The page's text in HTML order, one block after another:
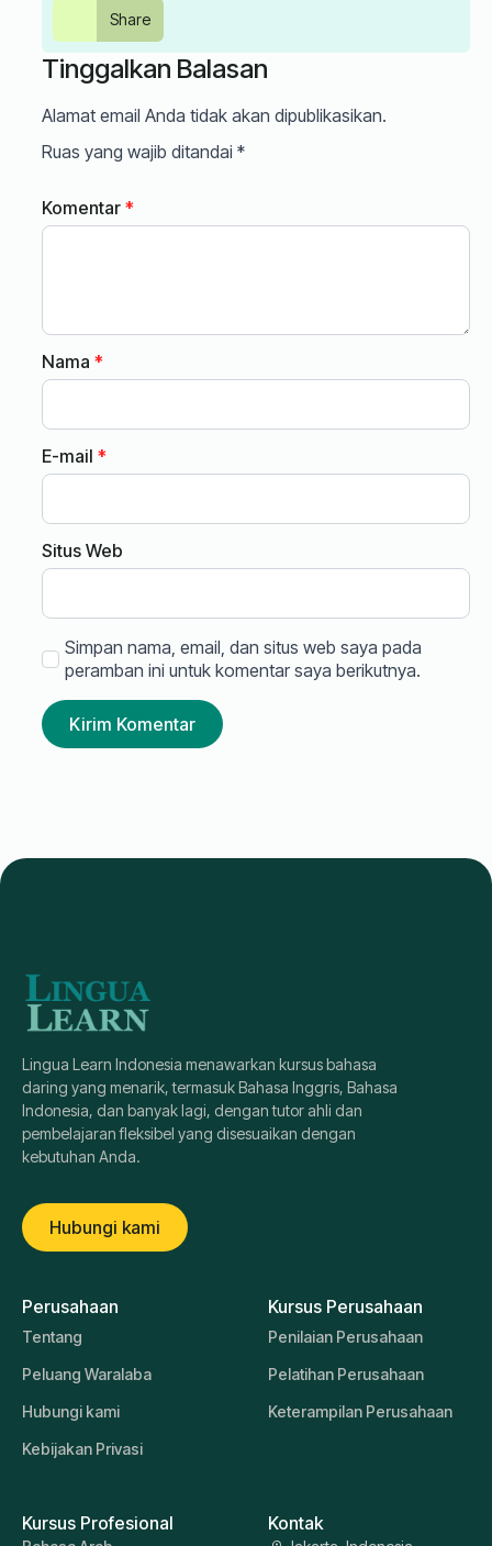
Share
Tinggalkan Balasan
Alamat email Anda tidak akan dipublikasikan.
Ruas yang wajib ditandai *
Komentar *
Nama *
E-mail *
Situs Web
Simpan nama, email, dan situs web saya pada
peramban ini untuk komentar saya berikutnya.
Lingua Learn Indonesia menawarkan kursus bahasa
daring yang menarik, termasuk Bahasa Inggris, Bahasa
Indonesia, dan banyak lagi, dengan tutor ahli dan
pembelajaran fleksibel yang disesuaikan dengan
kebutuhan Anda.
Hubungi kami
Perusahaan
Tentang
Peluang Waralaba
Hubungi kami
Kebijakan Privasi
Kursus Perusahaan
Penilaian Perusahaan
Pelatihan Perusahaan
Keterampilan Perusahaan
Kursus Profesional Kontak